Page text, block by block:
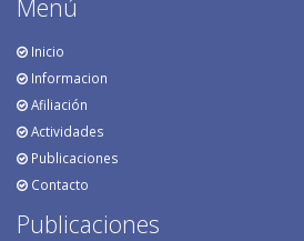
Menú
Inicio
Informacion
Afiliación
Actividades
Publicaciones
Contacto
Publicaciones